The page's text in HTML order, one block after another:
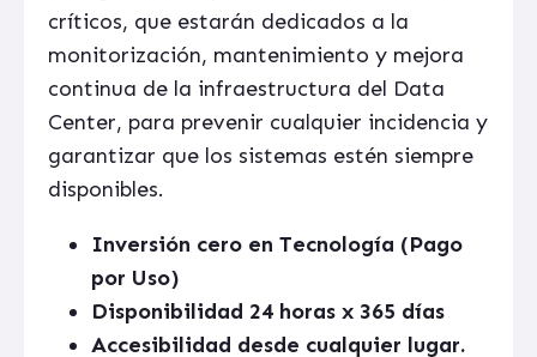
críticos, que estarán dedicados a la
monitorización, mantenimiento y mejora
continua de la infraestructura del Data
Center, para prevenir cualquier incidencia y
garantizar que los sistemas estén siempre
disponibles.
Inversión cero en Tecnología (Pago
por Uso)
Disponibilidad 24 horas x 365 días
Accesibilidad desde cualquier lugar.